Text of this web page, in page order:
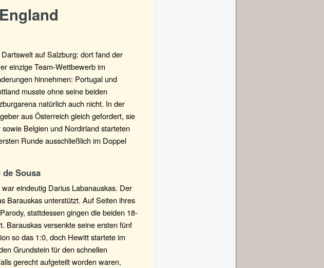
auf Salzburg: dort fand der
einzige Team-Wettbewerb im
hinnehmen: Portugal und
musste ohne seine beiden
natürlich auch nicht. In der
aus Österreich gleich gefordert, sie
Belgien und Nordirland starteten
Runde ausschließlich im Doppel
Sousa
eindeutig Darius Labanauskas. Der
Barauskas unterstützt. Auf Seiten ihres
stattdessen gingen die beiden 18-
Barauskas versenkte seine ersten fünf
so das 1:0, doch Hewitt startete im
Grundstein für den schnellen
gerecht aufgeteilt worden waren,